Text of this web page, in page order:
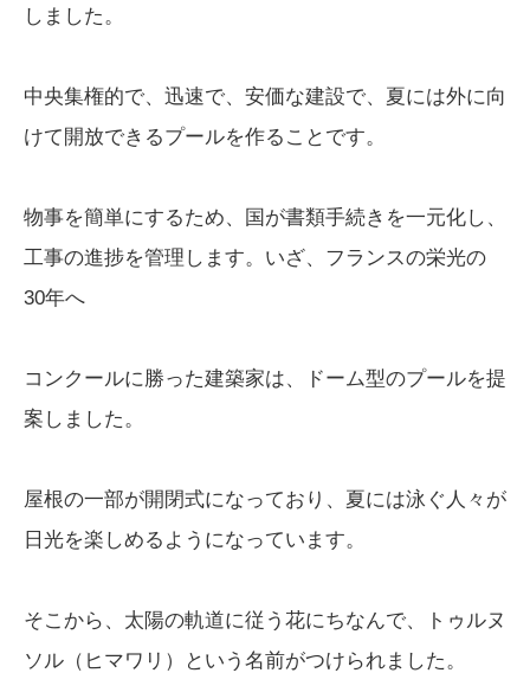
しました。
中央集権的で、迅速で、安価な建設で、夏には外に向
けて開放できるプールを作ることです。
物事を簡単にするため、国が書類手続きを一元化し、
工事の進捗を管理します。いざ、フランスの栄光の
30年へ
コンクールに勝った建築家は、ドーム型のプールを提
案しました。
屋根の一部が開閉式になっており、夏には泳ぐ人々が
日光を楽しめるようになっています。
そこから、太陽の軌道に従う花にちなんで、トゥルヌ
ソル（ヒマワリ）という名前がつけられました。